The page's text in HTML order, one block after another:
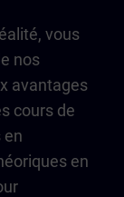
vous
nos
avantages
cours de
en
en